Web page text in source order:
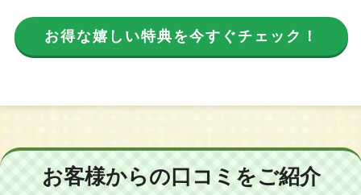
お得な嬉しい特典を今すぐチェック！
お客様からの口コミをご紹介